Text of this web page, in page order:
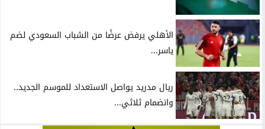
الأهلي يرفض عرضًا من الشباب السعودي لضم
ياسر...
ريال مدريد يواصل الاستعداد للموسم الجديد..
وانضمام ثلاثي...